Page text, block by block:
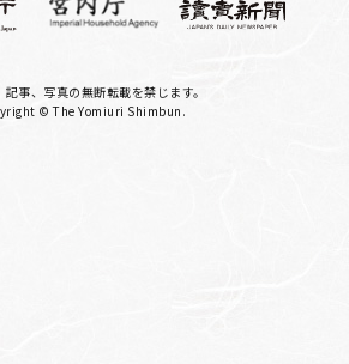
記事、写真の無断転載を禁じます。
© The Yomiuri Shimbun.